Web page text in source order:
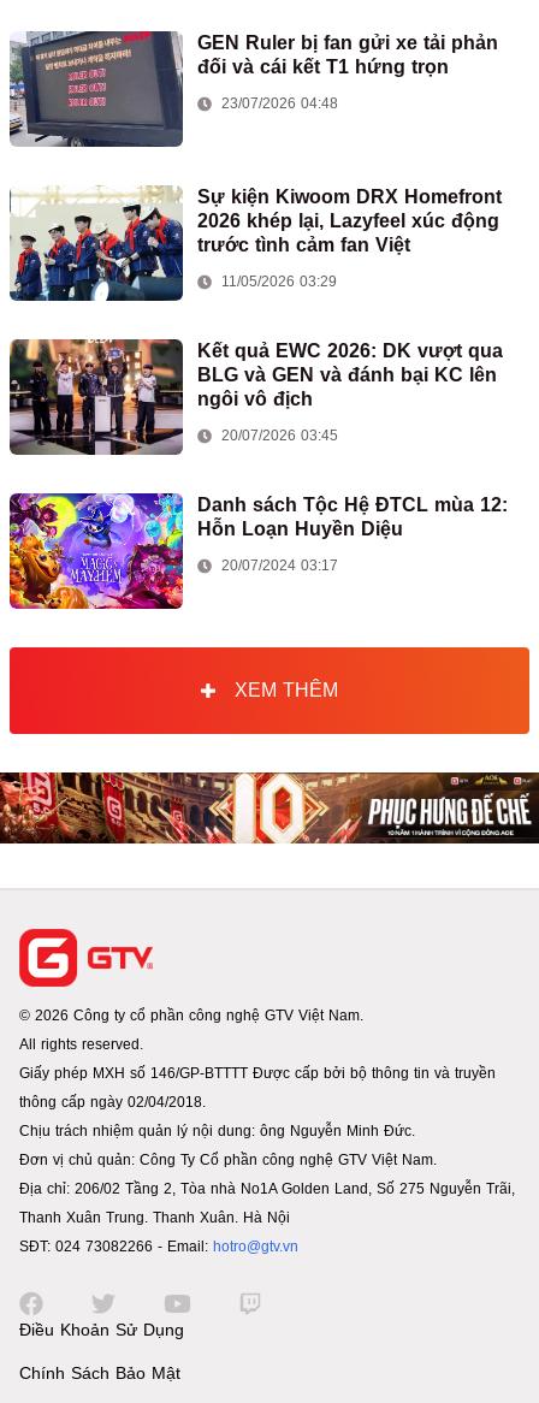
GEN Ruler bị fan gửi xe tải phản
đối và cái kết T1 hứng trọn
23/07/2026 04:48
Sự kiện Kiwoom DRX Homefront
2026 khép lại, Lazyfeel xúc động
trước tình cảm fan Việt
11/05/2026 03:29
Kết quả EWC 2026: DK vượt qua
BLG và GEN và đánh bại KC lên
ngôi vô địch
20/07/2026 03:45
Danh sách Tộc Hệ ĐTCL mùa 12:
Hỗn Loạn Huyền Diệu
20/07/2024 03:17
XEM THÊM
© 2026 Công ty cổ phần công nghệ GTV Việt Nam.
All rights reserved.
Giấy phép MXH số 146/GP-BTTTT Được cấp bởi bộ thông tin và truyền
thông cấp ngày 02/04/2018.
Chịu trách nhiệm quản lý nội dung: ông Nguyễn Minh Đức.
Đơn vị chủ quản: Công Ty Cổ phần công nghệ GTV Việt Nam.
Địa chỉ: 206/02 Tầng 2, Tòa nhà No1A Golden Land, Số 275 Nguyễn Trãi,
Thanh Xuân Trung. Thanh Xuân. Hà Nội
SĐT: 024 73082266 - Email: hotro@gtv.vn
Điều Khoản Sử Dụng
Chính Sách Bảo Mật